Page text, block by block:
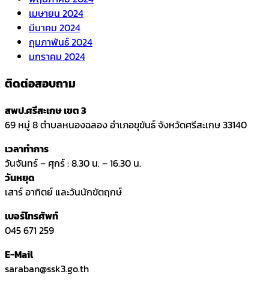
เมษายน 2024
มีนาคม 2024
กุมภาพันธ์ 2024
มกราคม 2024
ติดต่อสอบถาม
สพป.ศรีสะเกษ เขต 3
69 หมู่ 8 ตำบลหนองฉลอง อำเภอขุขันธ์ จังหวัดศรีสะเกษ 33140
เวลาทำการ
วันจันทร์ – ศุกร์ : 8.30 น. – 16.30 น.
วันหยุด
เสาร์ อาทิตย์ และวันนักขัตฤกษ์
เบอร์โทรศัพท์
045 671 259
E-Mail
saraban@ssk3.go.th